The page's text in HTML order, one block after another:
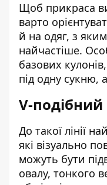
Щоб прикраса
варто
й на одяг, з
найчастіше.
базових
під одну сукню,
V-подібний
До такої лінії
які візуально
можуть бути
овалу, тонкого